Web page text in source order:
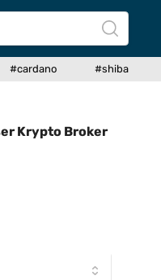
#cardano #shiba
Krypto Broker